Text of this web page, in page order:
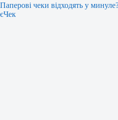
Паперові чеки відходять у
єЧек